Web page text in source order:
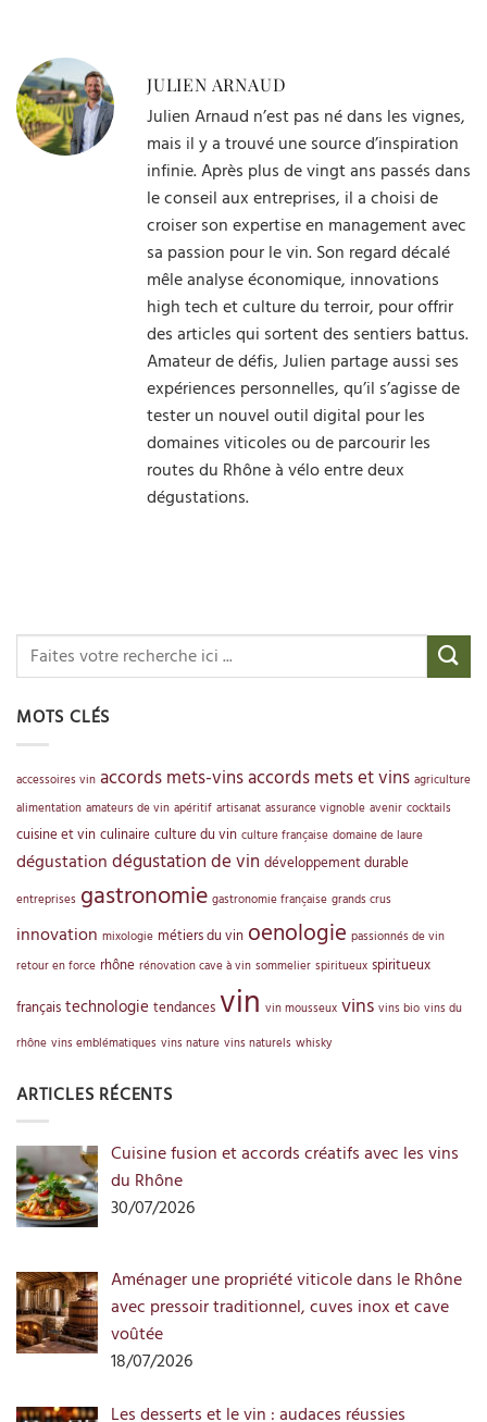
JULIEN ARNAUD
Julien Arnaud n’est pas né dans les vignes,
mais il y a trouvé une source d’inspiration
infinie. Après plus de vingt ans passés dans
le conseil aux entreprises, il a choisi de
croiser son expertise en management avec
sa passion pour le vin. Son regard décalé
mêle analyse économique, innovations
high tech et culture du terroir, pour offrir
des articles qui sortent des sentiers battus.
Amateur de défis, Julien partage aussi ses
expériences personnelles, qu’il s’agisse de
tester un nouvel outil digital pour les
domaines viticoles ou de parcourir les
routes du Rhône à vélo entre deux
dégustations.
MOTS CLÉS
accessoires vin accords mets-vinsaccords mets et vins agriculture
alimentation amateurs de vin apéritif artisanat assurance vignoble avenir cocktails
cuisine et vin culinaire culture du vin culture française domaine de laure
dégustation dégustation de vin développement durable
entreprises gastronomie gastronomie française grands crus
innovation mixologie métiers du vin oenologie passionnés de vin
retour en force rhône rénovation cave à vin sommelier spiritueux spiritueux
français technologie tendances vin vin mousseux vins vins bio vins du
rhône vins emblématiques vins nature vins naturels whisky
ARTICLES RÉCENTS
Cuisine fusion et accords créatifs avec les vins
du Rhône
30/07/2026
Aménager une propriété viticole dans le Rhône
avec pressoir traditionnel, cuves inox et cave
voûtée
18/07/2026
Les desserts et le vin : audaces réussies